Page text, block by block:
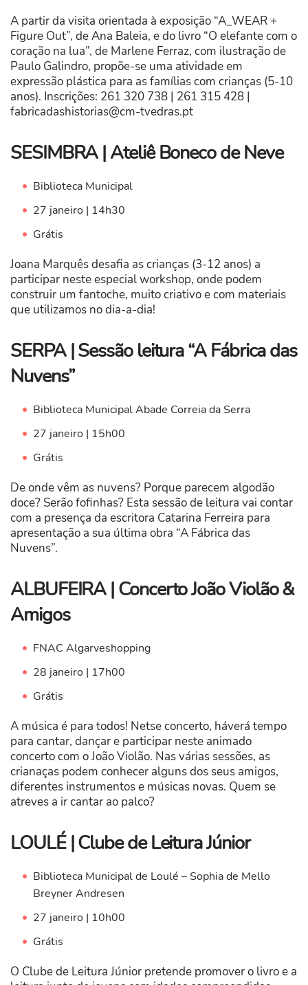
A partir da visita orientada à exposição “A_WEAR +
Figure Out”, de Ana Baleia, e do livro “O elefante com o
coração na lua”, de Marlene Ferraz, com ilustração de
Paulo Galindro, propõe-se uma atividade em
expressão plástica para as famílias com crianças (5-10
anos). Inscrições: 261 320 738 | 261 315 428 |
fabricadashistorias@cm-tvedras.pt
SESIMBRA | Ateliê Boneco de Neve
Biblioteca Municipal
27 janeiro | 14h30
Grátis
Joana Marquês desafia as crianças (3-12 anos) a
participar neste especial workshop, onde podem
construir um fantoche, muito criativo e com materiais
que utilizamos no dia-a-dia!
SERPA | Sessão leitura “A Fábrica das
Nuvens”
Biblioteca Municipal Abade Correia da Serra
27 janeiro | 15h00
Grátis
De onde vêm as nuvens? Porque parecem algodão
doce? Serão fofinhas? Esta sessão de leitura vai contar
com a presença da escritora Catarina Ferreira para
apresentação a sua última obra “A Fábrica das
Nuvens”.
ALBUFEIRA | Concerto João Violão &
Amigos
FNAC Algarveshopping
28 janeiro | 17h00
Grátis
A música é para todos! Netse concerto, háverá tempo
para cantar, dançar e participar neste animado
concerto com o João Violão. Nas várias sessões, as
crianaças podem conhecer alguns dos seus amigos,
diferentes instrumentos e músicas novas. Quem se
atreves a ir cantar ao palco?
LOULÉ | Clube de Leitura Júnior
Biblioteca Municipal de Loulé – Sophia de Mello
Breyner Andresen
27 janeiro | 10h00
Grátis
O Clube de Leitura Júnior pretende promover o livro e a